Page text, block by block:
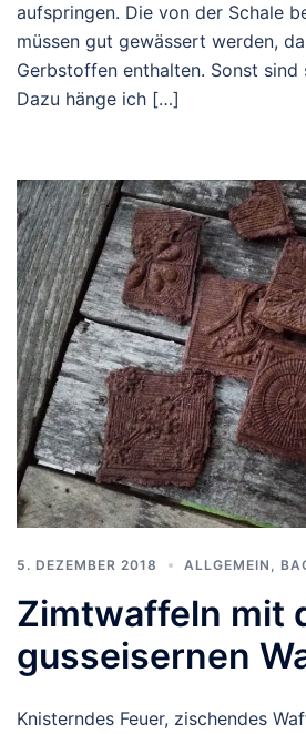
aufspringen. Die von der Schale
müssen gut gewässert werden,
Gerbstoffen enthalten. Sonst sind
Dazu hänge ich […]
5. DEZEMBER 2018 ALLGEMEIN
Zimtwaffeln mit
gusseisernen
Knisterndes Feuer, zischendes